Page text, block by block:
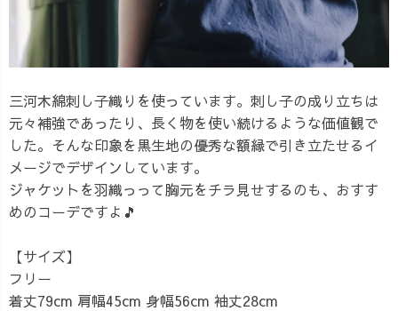
三河木綿刺し子織りを使っています。刺し子の成り立ちは
元々補強であったり、長く物を使い続けるような価値観で
した。そんな印象を黒生地の優秀な額縁で引き立たせるイ
メージでデザインしています。
ジャケットを羽織っって胸元をチラ見せするのも、おすす
めのコーデですよ🎵
【サイズ】
フリー
着丈79cm 肩幅45cm 身幅56cm 袖丈28cm